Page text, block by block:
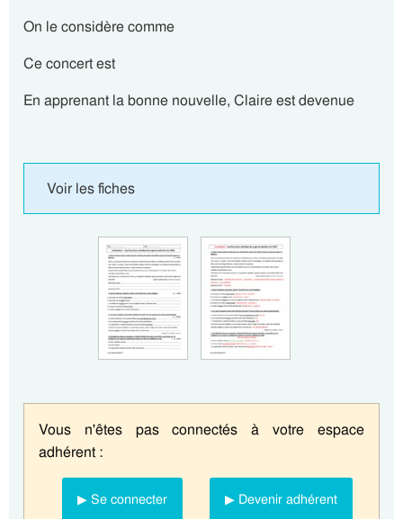
On le considère comme
Ce concert est
En apprenant la bonne nouvelle, Claire est devenue
Voir les fiches
Vous n'êtes pas connectés à votre espace
adhérent :
▶ Se connecter ▶ Devenir adhérent